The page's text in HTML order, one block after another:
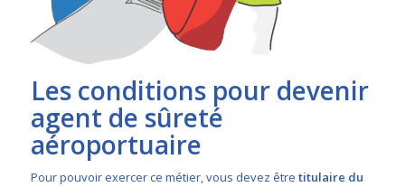
Les conditions pour devenir
agent de sûreté
aéroportuaire
Pour pouvoir exercer ce métier, vous devez être titulaire du